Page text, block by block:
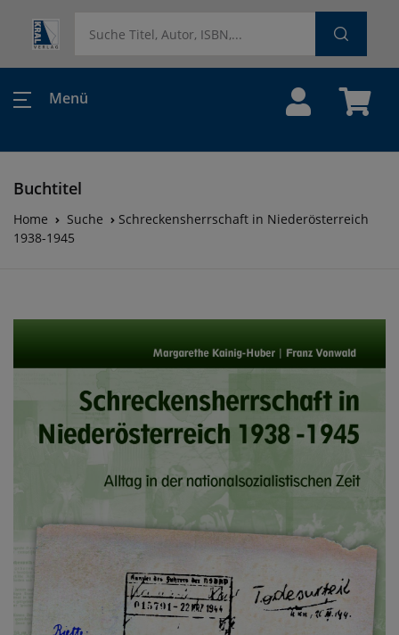
Menü
Buchtitel
Home Suche
Schreckensherrschaft in Niederösterreich
1938-1945